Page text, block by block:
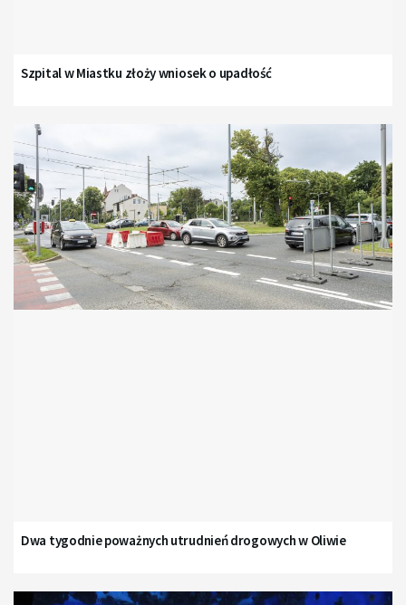
Szpital w Miastku złoży wniosek o upadłość
Dwa tygodnie poważnych utrudnień drogowych w Oliwie